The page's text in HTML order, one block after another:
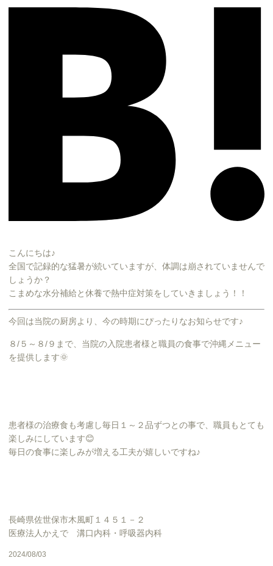
こんにちは♪
全国で記録的な猛暑が続いていますが、体調は崩されていませんで
しょうか？
こまめな水分補給と休養で熱中症対策をしていきましょう！！
今回は当院の厨房より、今の時期にぴったりなお知らせです♪
８/５～８/９まで、当院の入院患者様と職員の食事で沖縄メニュー
を提供します🌞
患者様の治療食も考慮し毎日１～２品ずつとの事で、職員もとても
楽しみにしています😊
毎日の食事に楽しみが増える工夫が嬉しいですね♪
長崎県佐世保市木風町１４５１－２
医療法人かえで 溝口内科・呼吸器内科
2024/08/03